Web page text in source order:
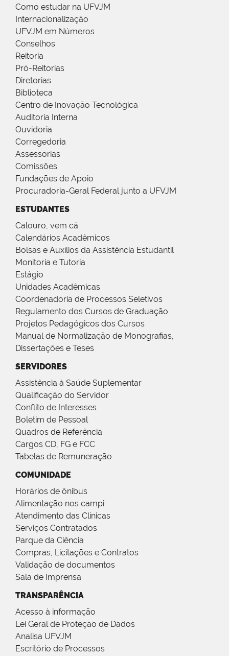
Como estudar na UFVJM
Internacionalização
UFVJM em Números
Conselhos
Reitoria
Pró-Reitorias
Diretorias
Biblioteca
Centro de Inovação Tecnológica
Auditoria Interna
Ouvidoria
Corregedoria
Assessorias
Comissões
Fundações de Apoio
Procuradoria-Geral Federal junto a UFVJM
ESTUDANTES
Calouro, vem cá
Calendários Acadêmicos
Bolsas e Auxílios da Assistência Estudantil
Monitoria e Tutoria
Estágio
Unidades Acadêmicas
Coordenadoria de Processos Seletivos
Regulamento dos Cursos de Graduação
Projetos Pedagógicos dos Cursos
Manual de Normalização de Monografias,
Dissertações e Teses
SERVIDORES
Assistência à Saúde Suplementar
Qualificação do Servidor
Conflito de Interesses
Boletim de Pessoal
Quadros de Referência
Cargos CD, FG e FCC
Tabelas de Remuneração
COMUNIDADE
Horários de ônibus
Alimentação nos campi
Atendimento das Clínicas
Serviços Contratados
Parque da Ciência
Compras, Licitações e Contratos
Validação de documentos
Sala de Imprensa
TRANSPARÊNCIA
Acesso à informação
Lei Geral de Proteção de Dados
Analisa UFVJM
Escritório de Processos